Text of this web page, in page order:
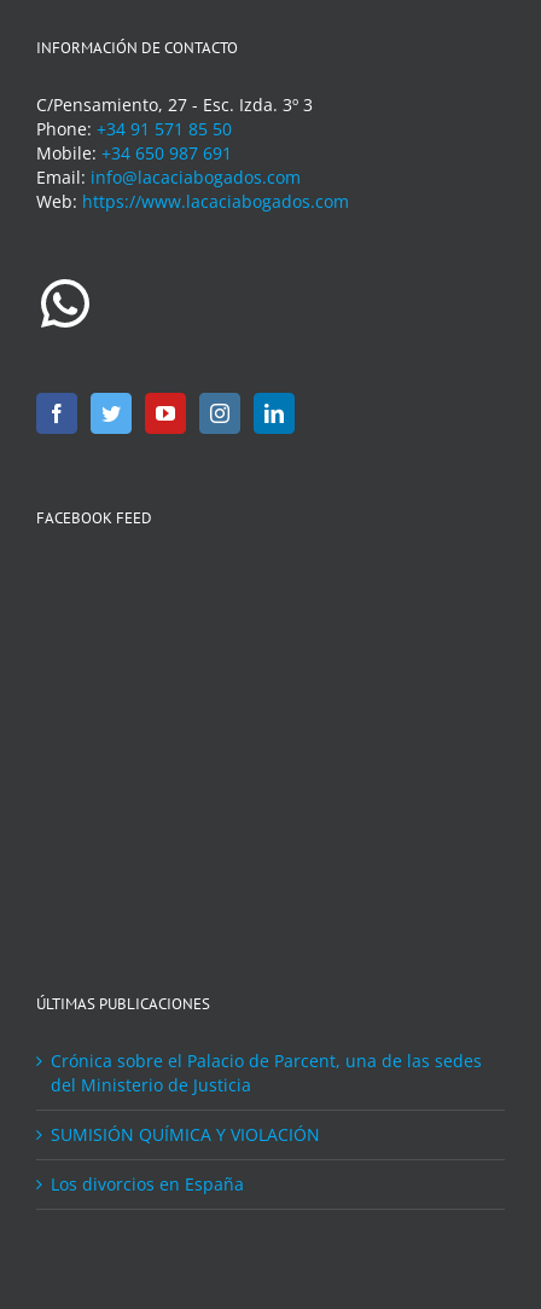
INFORMACIÓN DE CONTACTO
C/Pensamiento, 27 - Esc. Izda. 3º 3
Phone: +34 91 571 85 50
Mobile: +34 650 987 691
Email: info@lacaciabogados.com
Web: https://www.lacaciabogados.com
FACEBOOK FEED
ÚLTIMAS PUBLICACIONES
Crónica sobre el Palacio de Parcent, una de las sedes
del Ministerio de Justicia
SUMISIÓN QUÍMICA Y VIOLACIÓN
Los divorcios en España